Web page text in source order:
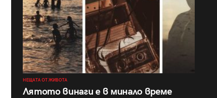
НЕЩАТА ОТ ЖИВОТА
Лятото винаги е в минало време